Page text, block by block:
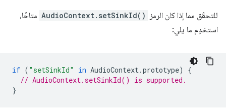
للتحقّق مما إذا كان الرمز AudioContext.setSinkId() متاحًا،
استخدِم ما يلي:
if ( "setSinkId" in AudioContext.prototype)
{
// AudioContext.setSinkId() is supported.
}